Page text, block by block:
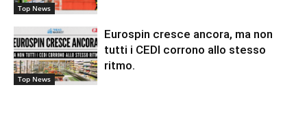
Top News
Top News
Eurospin cresce ancora, ma non
tutti i CEDI corrono allo stesso
ritmo.